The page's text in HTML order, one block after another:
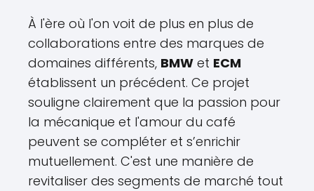
À l'ère où l'on voit de plus en plus de
collaborations entre des marques de
domaines différents, BMW et ECM
établissent un précédent. Ce projet
souligne clairement que la passion pour
la mécanique et l'amour du café
peuvent se compléter et s’enrichir
mutuellement. C'est une manière de
revitaliser des segments de marché tout